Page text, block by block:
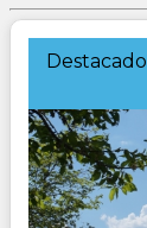
Destacado